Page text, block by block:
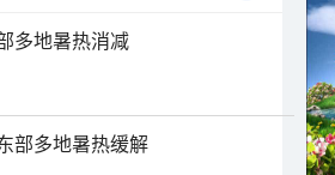
多地暑热消减
部多地暑热缓解